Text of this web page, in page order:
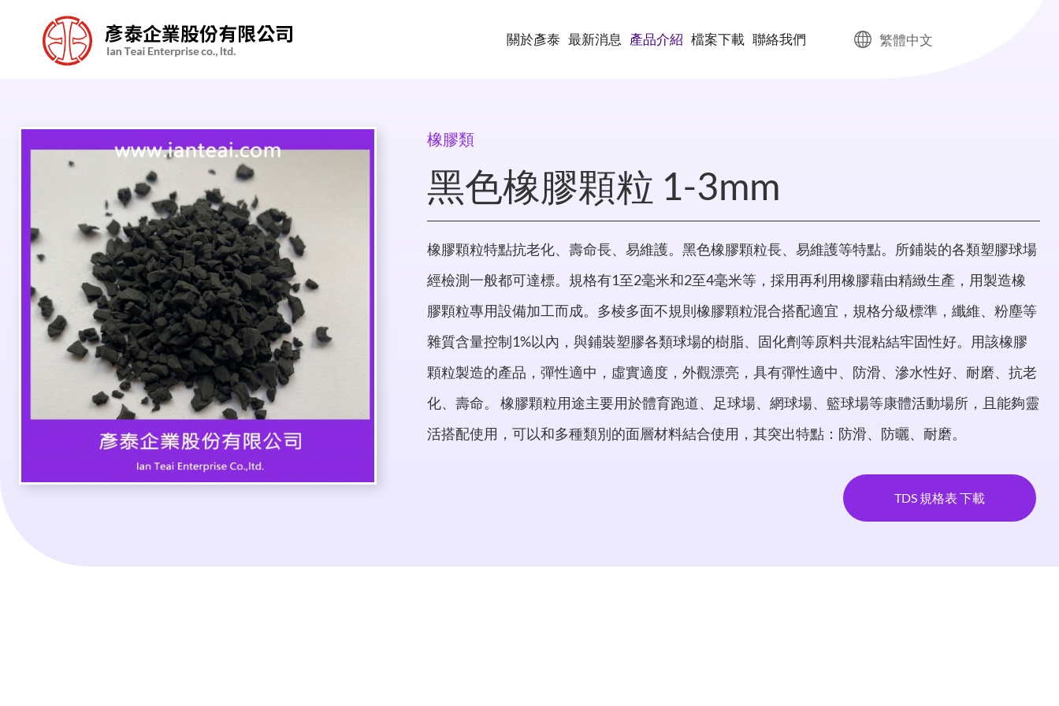
關於彥泰 最新消息 產品介紹 檔案下載 聯絡我們 繁體中文
橡膠類
黑色橡膠顆粒 1-3mm
橡膠顆粒特點抗老化、壽命長、易維護。黑色橡膠顆粒長、易維護等特點。所鋪裝的各類塑膠球場
經檢測一般都可達標。規格有1至2毫米和2至4毫米等，採用再利用橡膠藉由精緻生產，用製造橡
膠顆粒專用設備加工而成。多棱多面不規則橡膠顆粒混合搭配適宜，規格分級標準，纖維、粉塵等
雜質含量控制1%以內，與鋪裝塑膠各類球場的樹脂、固化劑等原料共混粘結牢固性好。用該橡膠
顆粒製造的產品，彈性適中，虛實適度，外觀漂亮，具有彈性適中、防滑、滲水性好、耐磨、抗老
化、壽命。 橡膠顆粒用途主要用於體育跑道、足球場、網球場、籃球場等康體活動場所，且能夠靈
活搭配使用，可以和多種類別的面層材料結合使用，其突出特點：防滑、防曬、耐磨。
TDS 規格表 下載